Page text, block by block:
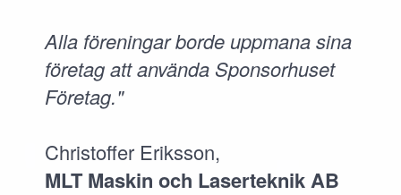
Alla föreningar borde uppmana sina
företag att använda Sponsorhuset
Företag."
Christoffer Eriksson,
MLT Maskin och Laserteknik AB